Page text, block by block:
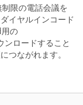
限の電話会議を
イヤルインコード
の
ロードすること
つながれます。